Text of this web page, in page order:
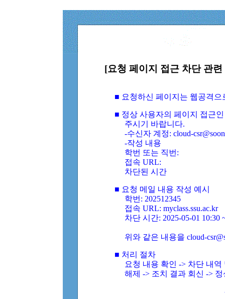
[요청 페이지 접근 차단 관
■ 요청하신 페이지는 웹공격
■ 정상 사용자의 페이지 접근
주시기 바랍니다.
-수신자 계정: cloud-
-작성 내용
학번 또는 직번:
접속 URL:
차단된 시간
■ 요청 메일 내용 작성 예시
학번: 202512345
접속 URL: myclass.ssu.ac.kr
차단 시간: 2025-05-01 10:30
위와 같은 내용을 cloud-
■ 처리 절차
요청 내용 확인 -> 차단 내
해제 -> 조치 결과 회신 ->